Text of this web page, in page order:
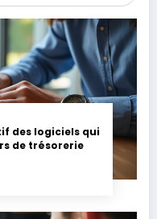
des logiciels qui
de trésorerie